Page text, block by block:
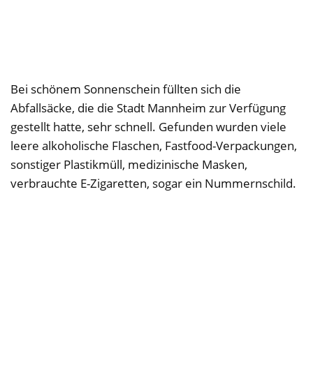
Bei schönem Sonnenschein füllten sich die
Abfallsäcke, die die Stadt Mannheim zur Verfügung
gestellt hatte, sehr schnell. Gefunden wurden viele
leere alkoholische Flaschen, Fastfood-Verpackungen,
sonstiger Plastikmüll, medizinische Masken,
verbrauchte E-Zigaretten, sogar ein Nummernschild.